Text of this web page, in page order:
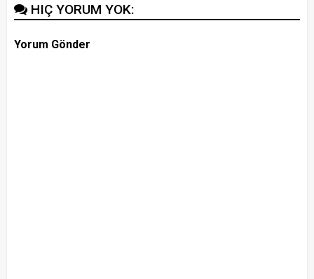
HIÇ YORUM YOK:
Yorum Gönder